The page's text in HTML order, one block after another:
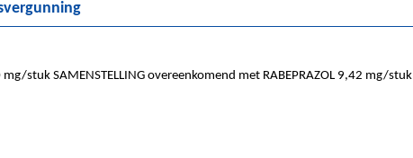
mg/stuk SAMENSTELLING overeenkomend met RABEPRAZOL 9,42 mg/stuk